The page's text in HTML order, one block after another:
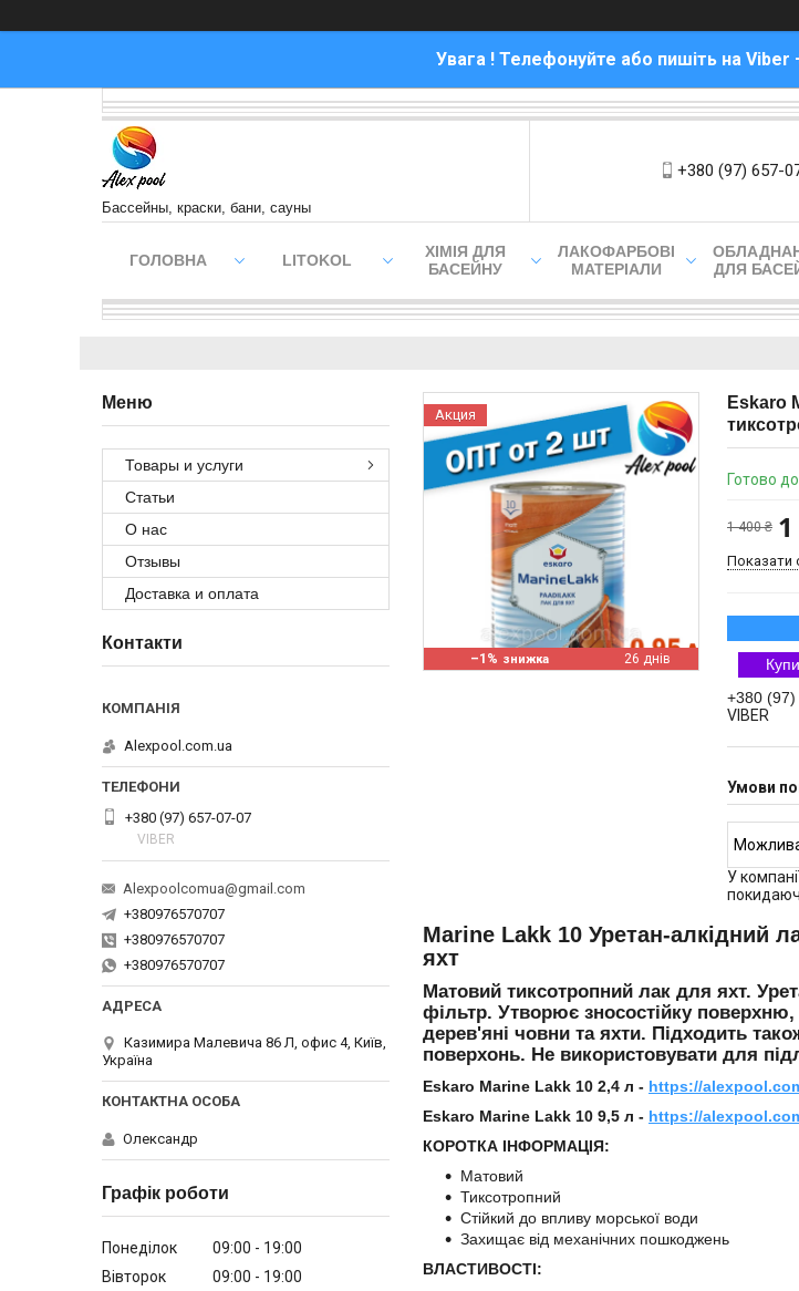
Увага ! Телефонуйте або пишіть на Viber
Бассейны, краски, бани, сауны
+380 (97) 657-
ГОЛОВНА LITOKOL
ХІМІЯ ДЛЯ
БАСЕЙНУ
ЛАКОФАРБОВІ
МАТЕРІАЛИ
ДЛЯ
–1% 26 днів
Акция
Eskaro
Готово
1 400 ₴
Показати
+380
VIBER
У
Marine Lakk 10 Уретан-алкідний
яхт
Матовий тиксотропний лак для яхт.
фільтр. Утворює зносостійку поверхню,
дерев'яні човни та яхти. Підходить
поверхонь. Не використовувати для
Eskaro Marine Lakk 10 2,4 л - https://
Eskaro Marine Lakk 10 9,5 л - https://
КОРОТКА ІНФОРМАЦІЯ:
Матовий
Тиксотропний
Стійкий до впливу морської води
Захищає від механічних пошкоджень
ВЛАСТИВОСТІ:
Товары и услуги
Статьи
О нас
Отзывы
Доставка и оплата
Контакти
Alexpool.com.ua
+380 (97) 657-07-07
VIBER
Alexpoolcomua@gmail.com
+380976570707
+380976570707
+380976570707
Казимира Малевича 86 Л, офис 4, Київ,
Україна
Олександр
Графік роботи
Понеділок 09:00
19:00
Вівторок
09:00
19:00